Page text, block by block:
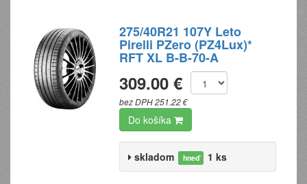
275/40R21 107Y Leto
Pirelli PZero (PZ4Lux)*
RFT XL B-B-70-A
309.00 €
bez DPH 251.22 €
Do košíka
skladom hneď 1 ks